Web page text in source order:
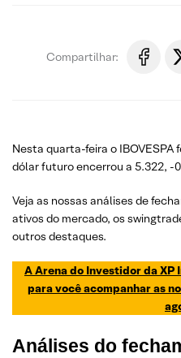
Compartilhar:
Nesta quarta-feira o
dólar futuro encerrou a 5.322, -
Veja as nossas análises de
ativos do mercado, os
outros destaques.
A Arena do Investidor da XP
para você acompanhar as
Análises do